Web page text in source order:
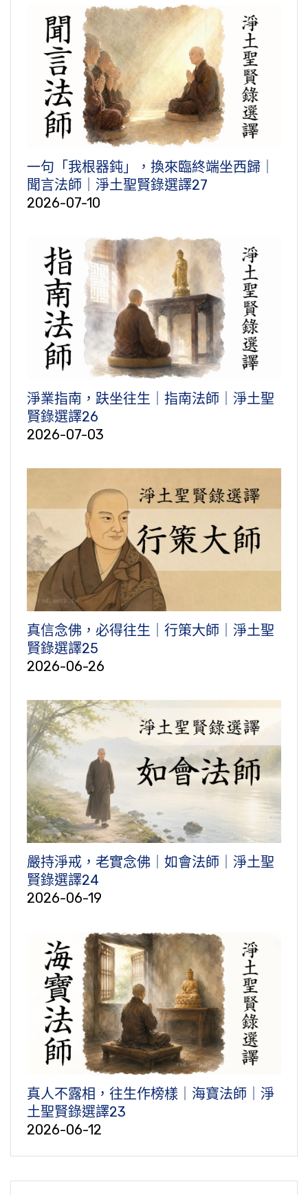
一句「我根器鈍」，換來臨終端坐西歸｜
聞言法師｜淨土聖賢錄選譯27
2026-07-10
淨業指南，趺坐往生｜指南法師｜淨土聖
賢錄選譯26
2026-07-03
真信念佛，必得往生｜行策大師｜淨土聖
賢錄選譯25
2026-06-26
嚴持淨戒，老實念佛｜如會法師｜淨土聖
賢錄選譯24
2026-06-19
真人不露相，往生作榜樣｜海寶法師｜淨
土聖賢錄選譯23
2026-06-12